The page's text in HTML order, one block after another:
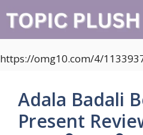
content
https://omg10.com/4/
Adala Badali
Present